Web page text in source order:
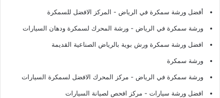
أفضل ورشة سمكرة في الرياض - المركز الافضل للسمكرة
ورشة سمكرة في الرياض - ورشة المحرك لسمكرة ودهان السيارات
افضل ورشة سمكرة ورش بوية بالرياض الصناعية القديمة
ورشة سمكرة
ورشة سمكرة في الرياض - مركز المحرك الافضل لسمكرة السيارات
افضل ورشة سيارات - مركز افحص لصيانة السيارات